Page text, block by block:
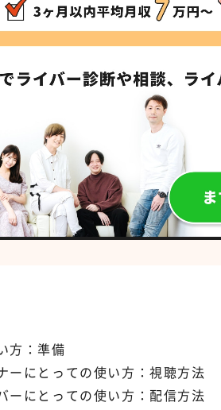
方：準備
ーにとっての使い方：視聴方法
ーにとっての使い方：配信方法